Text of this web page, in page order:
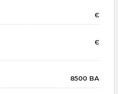
Є
Є
8500 ВА